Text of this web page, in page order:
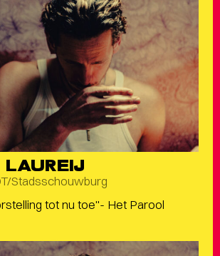
LAUREIJ
Stadsschouwburg
tot nu toe"- Het Parool